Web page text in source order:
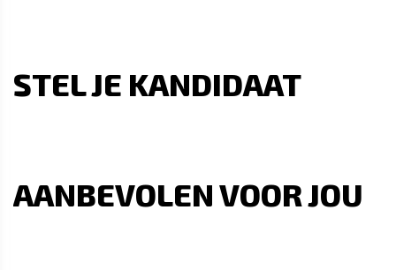
STEL JE KANDIDAAT
AANBEVOLEN VOOR JOU